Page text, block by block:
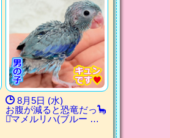
8月5日 (水)
お腹が減ると恐竜だっ🦕
⋆͛マメルリハ(ブルー …